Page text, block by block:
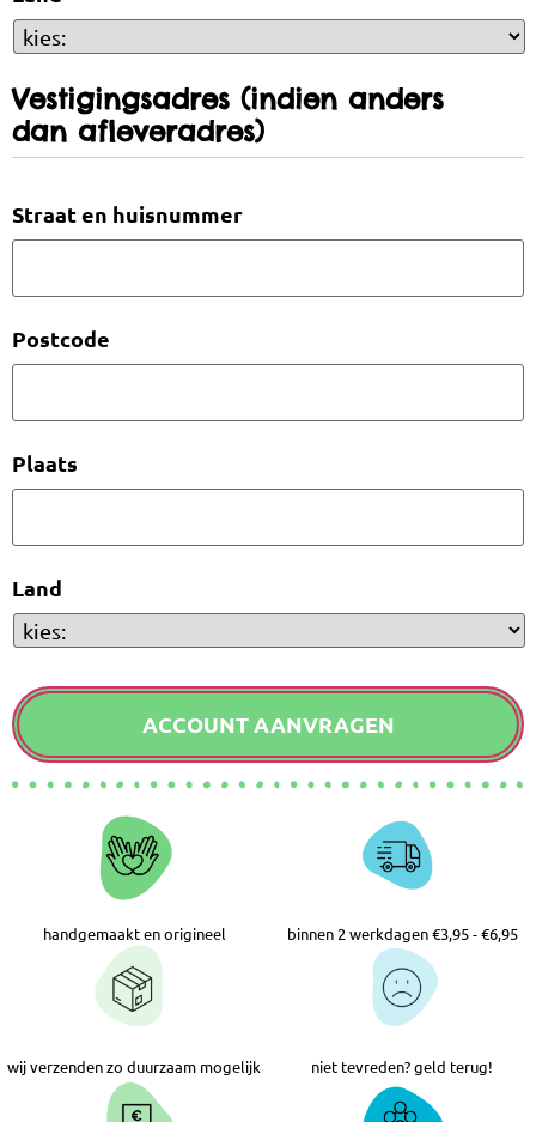
Vestigingsadres (indien anders
dan afleveradres)
Straat en huisnummer
Postcode
Plaats
Land
handgemaakt en origineel binnen 2 werkdagen €3,95 - €6,95
wij verzenden zo duurzaam mogelijk niet tevreden? geld terug!